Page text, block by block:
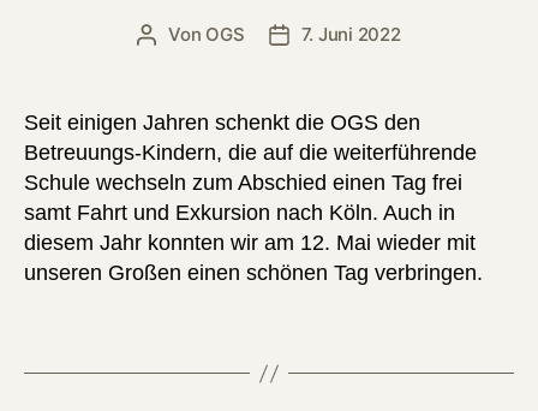
Beitragsautor
Von OGS Veröffentlichungsdatum
7. Juni 2022
Seit einigen Jahren schenkt die OGS den
Betreuungs-Kindern, die auf die weiterführende
Schule wechseln zum Abschied einen Tag frei
samt Fahrt und Exkursion nach Köln. Auch in
diesem Jahr konnten wir am 12. Mai wieder mit
unseren Großen einen schönen Tag verbringen.